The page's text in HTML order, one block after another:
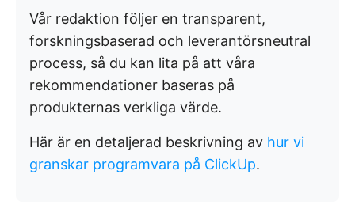
Vår redaktion följer en transparent,
forskningsbaserad och leverantörsneutral
process, så du kan lita på att våra
rekommendationer baseras på
produkternas verkliga värde.
Här är en detaljerad beskrivning av hur vi
granskar programvara på ClickUp.